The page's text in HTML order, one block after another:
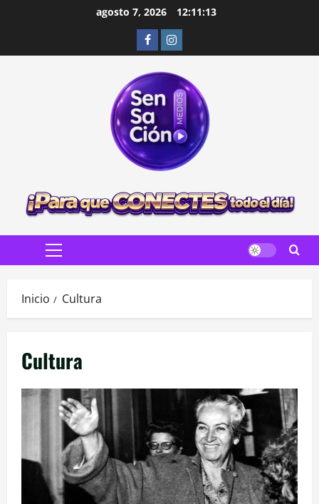
agosto 7, 2026 12:11:14
FacebookInstagram
Menú
Inicio Cultura
Cultura